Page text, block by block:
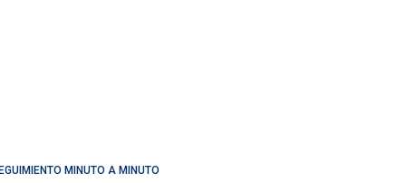
MINUTO A MINUTO